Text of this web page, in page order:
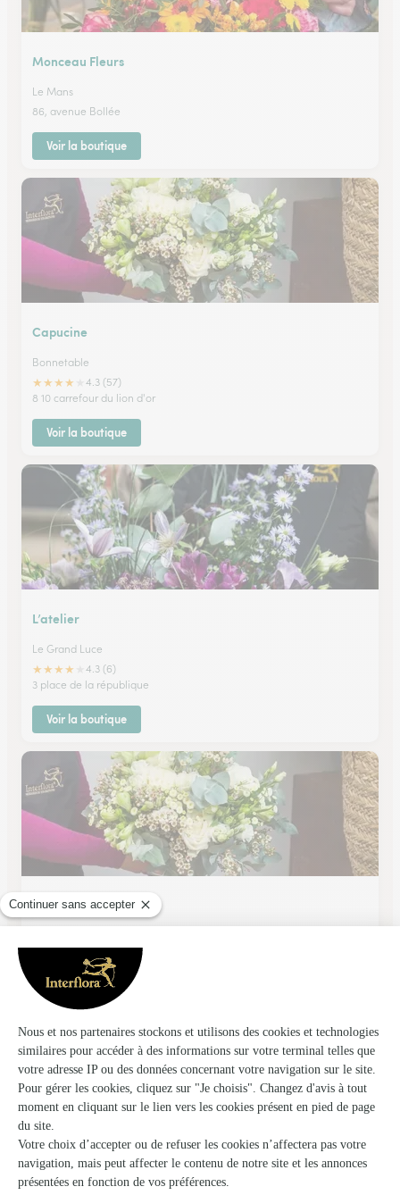
Monceau Fleurs
Le Mans
86, avenue Bollée
Voir la boutique
Capucine
Bonnetable
★★★★
4.3 (57)
8 10 carrefour du lion d'or
Voir la boutique
L’atelier
Le Grand Luce
★★★★
4.3 (6)
3 place de la république
Voir la boutique
Pollen Fleurs
★3.8 (53)
11 rue de la paix
Voir la boutique
Atelier Armelle Alleton